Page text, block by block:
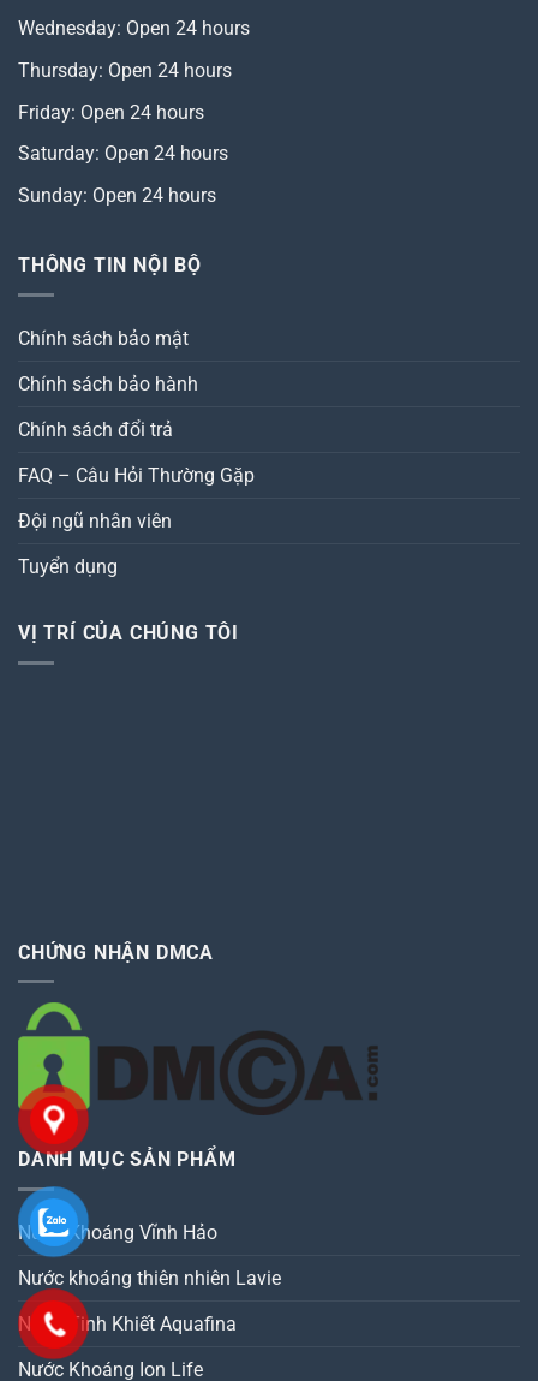
Wednesday: Open 24 hours
Thursday: Open 24 hours
Friday: Open 24 hours
Saturday: Open 24 hours
Sunday: Open 24 hours
THÔNG TIN NỘI BỘ
Chính sách bảo mật
Chính sách bảo hành
Chính sách đổi trả
FAQ – Câu Hỏi Thường Gặp
Đội ngũ nhân viên
Tuyển dụng
VỊ TRÍ CỦA CHÚNG TÔI
CHỨNG NHẬN DMCA
DANH MỤC SẢN PHẨM
Nước Khoáng Vĩnh Hảo
Nước khoáng thiên nhiên Lavie
Nước Tinh Khiết Aquafina
Nước Khoáng Ion Life